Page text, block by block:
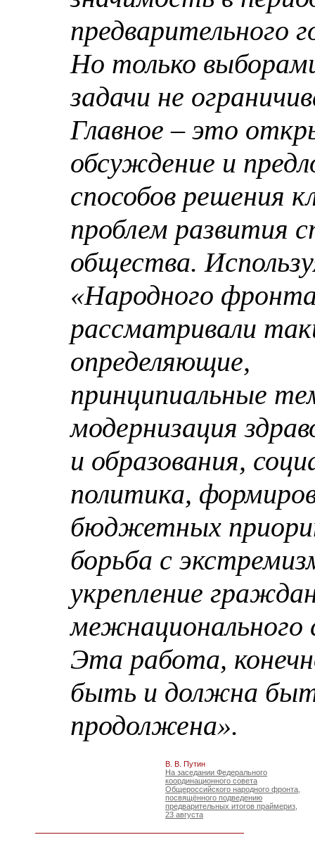
предварительного
Но только
задачи не
Главное – это
обсуждение и
способов решения
проблем развития
общества.
«Народного
рассматривали
определяющие,
принципиальные
модернизация
и образования,
политика,
бюджетных
борьба с
укрепление
межнационального
Эта работа,
быть и должна
продолжена».
В. В. Путин
На заседании Федерального
координационного совета
Общероссийского народного фронта,
посвящённого подведению
предварительных итогов праймериз,
23 августа